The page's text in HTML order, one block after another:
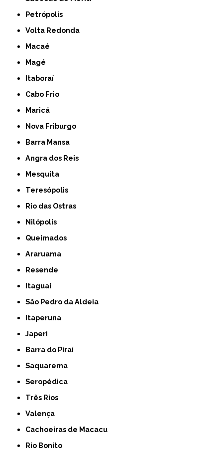
Petrópolis
Volta Redonda
Macaé
Magé
Itaboraí
Cabo Frio
Maricá
Nova Friburgo
Barra Mansa
Angra dos Reis
Mesquita
Teresópolis
Rio das Ostras
Nilópolis
Queimados
Araruama
Resende
Itaguaí
São Pedro da Aldeia
Itaperuna
Japeri
Barra do Piraí
Saquarema
Seropédica
Três Rios
Valença
Cachoeiras de Macacu
Rio Bonito